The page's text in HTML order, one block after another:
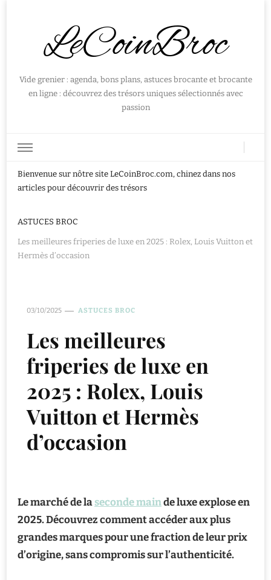
LeCoinBroc
Vide grenier : agenda, bons plans, astuces brocante et brocante
en ligne : découvrez des trésors uniques sélectionnés avec
passion
Bienvenue sur nôtre site LeCoinBroc.com, chinez dans nos
articles pour découvrir des trésors
ASTUCES BROC
Les meilleures friperies de luxe en 2025 : Rolex, Louis Vuitton et
Hermès d’occasion
03/10/2025 ASTUCES BROC
Les meilleures
friperies de luxe en
2025 : Rolex, Louis
Vuitton et Hermès
d’occasion
Le marché de laseconde mainde luxe explose en
2025. Découvrez comment accéder aux plus
grandes marques pour une fraction de leur prix
d’origine, sans compromis sur l’authenticité.